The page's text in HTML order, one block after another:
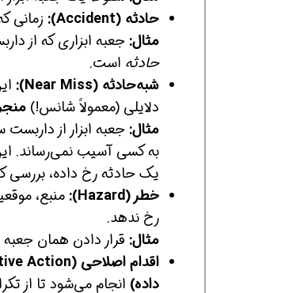
حادثه (Accident):
زمانی
مثال: جعبه ابزاری که از
حادثه است.
شبه‌حادثه (Near Miss):
دلایلی (معمولاً شانس!)
مثال: جعبه ابزار از
به کسی آسیب نمی‌رساند.
یک حادثه رخ داده، بررسی
خطر (Hazard):
منبع،
رخ ندهد.
مثال: قرار دادن همان
اقدام اصلاحی (Corrective Action):
داده) انجام می‌شود تا از